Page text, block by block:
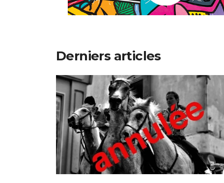
Derniers articles